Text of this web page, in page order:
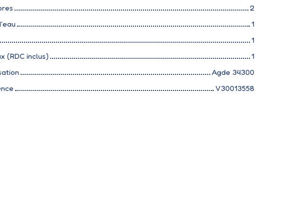
2
1
1
(RDC inclus)
1
Agde 34300
V30013558